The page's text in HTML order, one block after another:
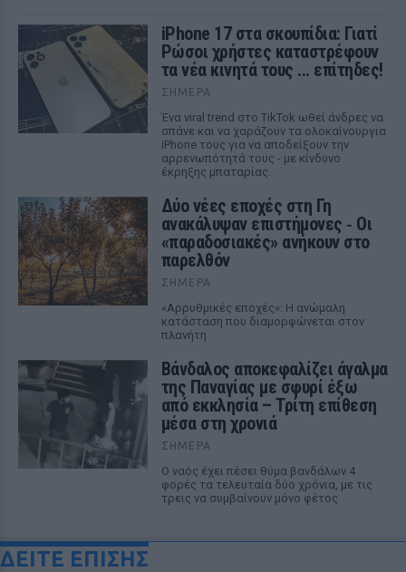
iPhone 17 στα σκουπίδια: Γιατί
Ρώσοι χρήστες καταστρέφουν
τα νέα κινητά τους ... επίτηδες!
ΣΉΜΕΡΑ
Ένα viral trend στο TikTok ωθεί άνδρες να
σπάνε και να χαράζουν τα ολοκαίνουργια
iPhone τους για να αποδείξουν την
αρρενωπότητά τους - με κίνδυνο
έκρηξης μπαταρίας.
Δύο νέες εποχές στη Γη
ανακάλυψαν επιστήμονες ‑ Oι
«παραδοσιακές» ανήκουν στο
παρελθόν
ΣΉΜΕΡΑ
«Αρρυθμικές εποχές»: Η ανώμαλη
κατάσταση που διαμορφώνεται στον
πλανήτη
Βάνδαλος αποκεφαλίζει άγαλμα
της Παναγίας με σφυρί έξω
από εκκλησία – Τρίτη επίθεση
μέσα στη χρονιά
ΣΉΜΕΡΑ
Ο ναός έχει πέσει θύμα βανδάλων 4
φορές τα τελευταία δύο χρόνια, με τις
τρεις να συμβαίνουν μόνο φέτος
ΔΕΙΤΕ ΕΠΙΣΗΣ